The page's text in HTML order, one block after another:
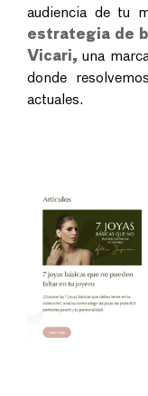
audiencia de tu
estrategia de
Vicari, una
donde
actuales.